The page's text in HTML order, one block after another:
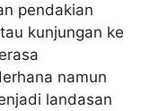
pendakian
kunjungan ke
namun
landasan